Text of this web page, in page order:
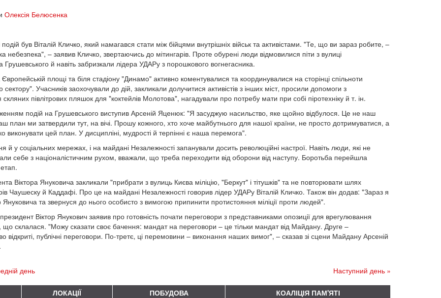
Олексія Белюсенка
подій був Віталій Кличко, який намагався стати між бійцями внутрішніх військ та активістами. "Те, що ви зараз робите, –
небезпека", – заявив Кличко, звертаючись до мітингарів. Проте обурені люди відмовилися піти з вулиці
й навіть забризкали лідера УДАРу з порошкового вогнегасника.
Європейській площі та біля стадіону "Динамо" активно коментувалися та координувалися на сторінці спільноти
сектору". Учасників заохочували до дій, закликали долучитися активістів з інших міст, просили допомоги з
півлітрових пляшок для "коктейлів Молотова", нагадували про потребу мати при собі піротехніку й т. ін.
подій на Грушевського виступив Арсеній Яценюк: "Я засуджую насильство, яке щойно відбулося. Це не наш
план ми затвердили тут, на вічі. Прошу кожного, хто хоче майбутнього для нашої країни, не просто дотримуватися, а
виконувати цей план. У дисципліні, мудрості й терпінні є наша перемога".
й у соціальних мережах, і на майдані Незалежності запанували досить революційні настрої. Навіть люди, які не
себе з націоналістичним рухом, вважали, що треба переходити від оборони від наступу. Боротьба перейшла
Віктора Януковича закликали "прибрати з вулиць Києва міліцію, "Беркут" і тітушків" та не повторювати шлях
Чаушеску й Каддафі. Про це на майдані Незалежності говорив лідер УДАРу Віталій Кличко. Також він додав: "Зараз я
Януковича та звернуся до нього особисто з вимогою припинити протистояння міліції проти людей".
Віктор Янукович заявив про готовність почати переговори з представниками опозиції для врегулювання
що склалася. "Можу сказати своє бачення: мандат на переговори – це тільки мандат від Майдану. Друге –
відкриті, публічні переговори. По-третє, ці перемовини – виконання наших вимог", – сказав зі сцени Майдану Арсеній
день Наступний день »
ЛОКАЦІЇ ПОБУДОВА КОАЛІЦІЯ ПАМ'ЯТІ